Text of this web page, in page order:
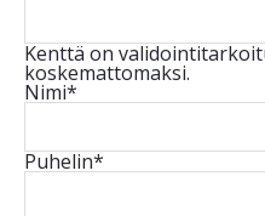
Kenttä on
koskemattomaksi.
Nimi*
Puhelin*